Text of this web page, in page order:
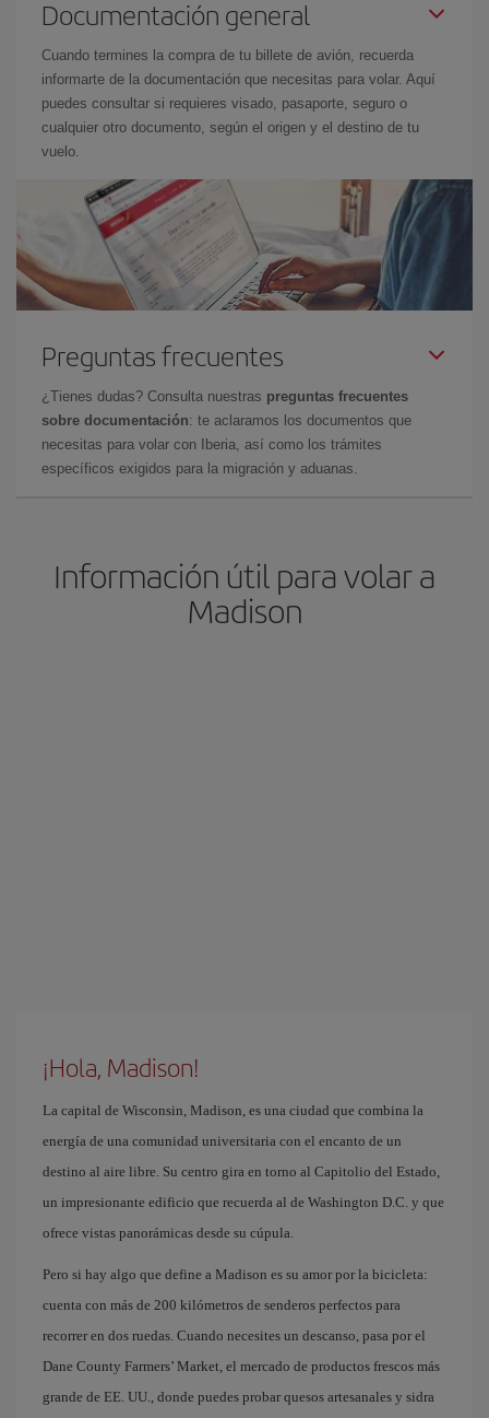
Documentación general
Cuando termines la compra de tu billete de avión, recuerda
informarte de la documentación que necesitas para volar. Aquí
puedes consultar si requieres visado, pasaporte, seguro o
cualquier otro documento, según el origen y el destino de tu
vuelo.
Preguntas frecuentes
¿Tienes dudas? Consulta nuestras preguntas frecuentes
sobre documentación: te aclaramos los documentos que
necesitas para volar con Iberia, así como los trámites
específicos exigidos para la migración y aduanas.
Información útil para volar a
Madison
¡Hola, Madison!
La capital de Wisconsin, Madison, es una ciudad que combina la
energía de una comunidad universitaria con el encanto de un
destino al aire libre. Su centro gira en torno al Capitolio del Estado,
un impresionante edificio que recuerda al de Washington D.C. y que
ofrece vistas panorámicas desde su cúpula.
Pero si hay algo que define a Madison es su amor por la bicicleta:
cuenta con más de 200 kilómetros de senderos perfectos para
recorrer en dos ruedas. Cuando necesites un descanso, pasa por el
Dane County Farmers’ Market, el mercado de productos frescos más
grande de EE. UU., donde puedes probar quesos artesanales y sidra